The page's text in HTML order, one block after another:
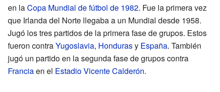
en laCopa Mundial de fútbol de 1982. Fue la primera vez
que Irlanda del Norte llegaba a un Mundial desde 1958.
Jugó los tres partidos de la primera fase de grupos. Estos
fueron contraYugoslavia, Hondurasy España. También
jugó un partido en la segunda fase de grupos contra
Franciaen el Estadio Vicente Calderón.